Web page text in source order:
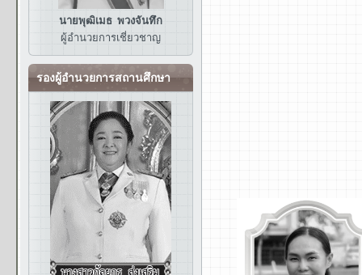
นายพุฒิเมธ พวงจันทึก
ผู้อำนวยการเชี่ยวชาญ
รองผู้อำนวยการสถานศึกษา